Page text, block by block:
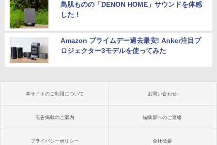
鳥肌ものの「DENON HOME」サウンドを体感
した！
Amazon プライムデー過去最安! Anker注目プ
ロジェクター3モデルを使ってみた
本サイトのご利用について お問い合わせ
広告掲載のご案内 編集部へのご連絡
プライバシーポリシー 会社概要